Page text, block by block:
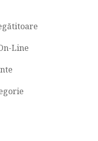
Line